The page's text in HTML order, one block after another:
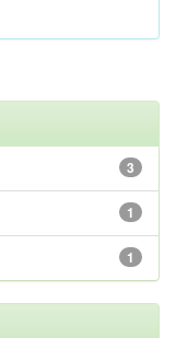
3
1
1